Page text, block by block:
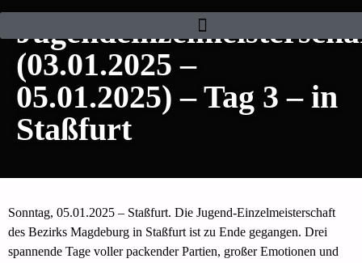
(03.01.2025 –
05.01.2025) – Tag 3 – in
Staßfurt
Sonntag, 05.01.2025 – Staßfurt. Die Jugend-Einzelmeisterschaft
des Bezirks Magdeburg in Staßfurt ist zu Ende gegangen. Drei
spannende Tage voller packender Partien, großer Emotionen und